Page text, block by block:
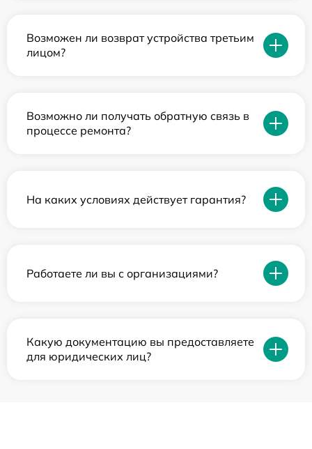
Возможен ли возврат устройства третьим
лицом?
Возможно ли получать обратную связь в
процессе ремонта?
На каких условиях действует гарантия?
Работаете ли вы с организациями?
Какую документацию вы предоставляете
для юридических лиц?